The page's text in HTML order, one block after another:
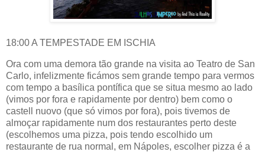
18:00 A TEMPESTADE EM ISCHIA
Ora com uma demora tão grande na visita ao Teatro de San
Carlo, infelizmente ficámos sem grande tempo para vermos
com tempo a basílica pontífica que se situa mesmo ao lado
(vimos por fora e rapidamente por dentro) bem como o
castell nuovo (que só vimos por fora), pois tivemos de
almoçar rapidamente num dos restaurantes perto deste
(escolhemos uma pizza, pois tendo escolhido um
restaurante de rua normal, em Nápoles, escolher pizza é a